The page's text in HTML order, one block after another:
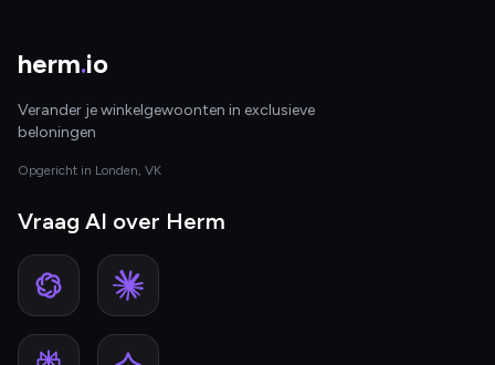
herm.io
Verander je winkelgewoonten in exclusieve
beloningen
Opgericht in Londen, VK
Vraag AI over Herm